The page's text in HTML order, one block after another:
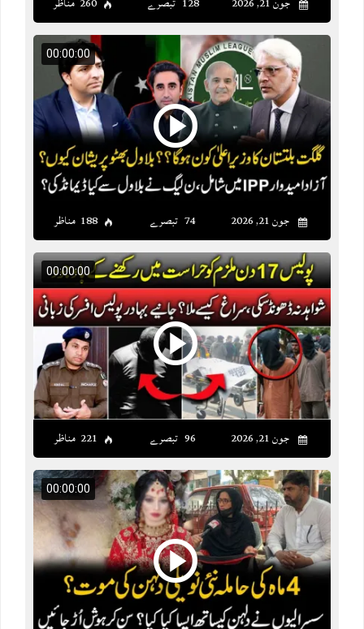
00:00:00
جون 21, 2026 74 تبصرے 188 مناظر
00:00:00
جون 21, 2026 96 تبصرے 221 مناظر
00:00:00